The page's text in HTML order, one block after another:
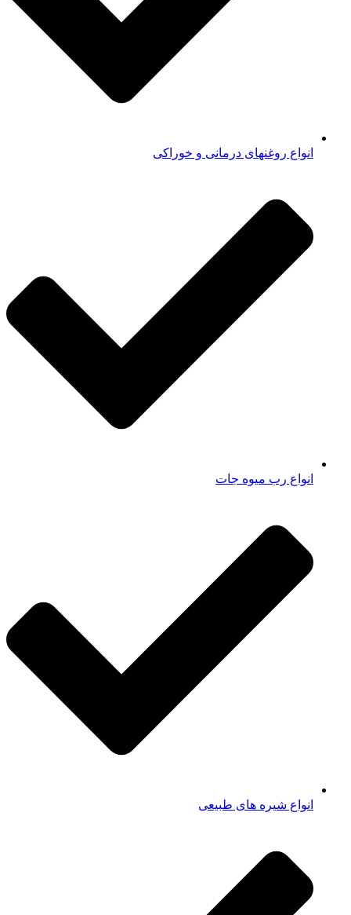
انواع روغنهای درمانی و خوراکی
انواع رب میوه جات
انواع شیره های طبیعی